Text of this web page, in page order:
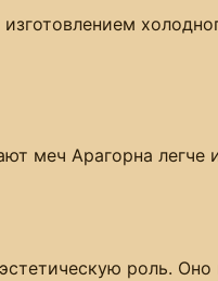
меч Арагорна легче
роль.